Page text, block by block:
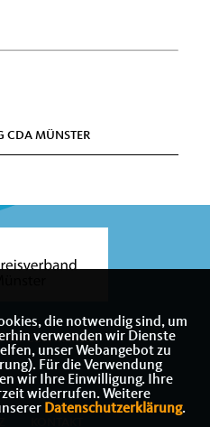
CDA MÜNSTER
der CDA Münster
die notwendig sind, um
verwenden wir Dienste
unser Webangebot zu
Für die Verwendung
wir Ihre Einwilligung. Ihre
widerrufen. Weitere
Datenschutzerklärung.